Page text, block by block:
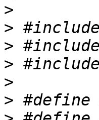
>
>
>
>
>
>